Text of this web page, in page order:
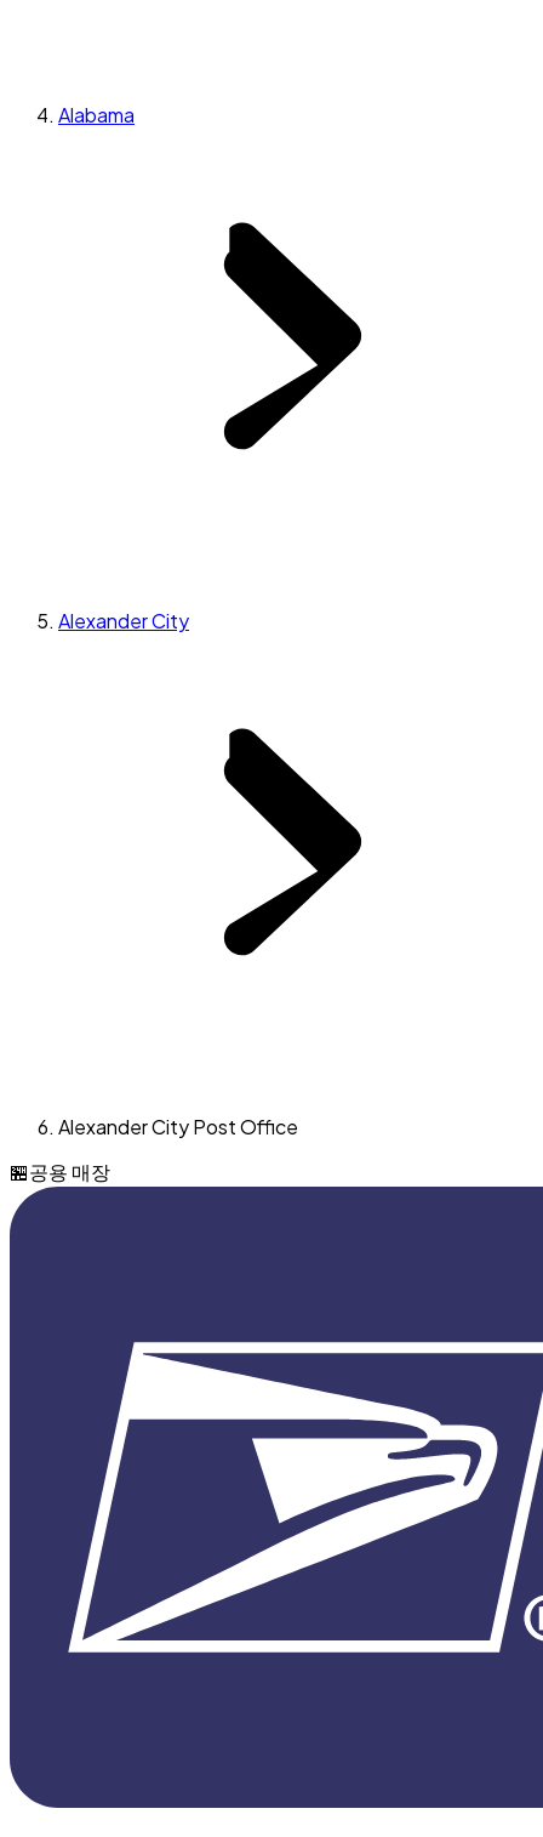
Alabama
Alexander City
Alexander City Post Office
🏪공용 매장